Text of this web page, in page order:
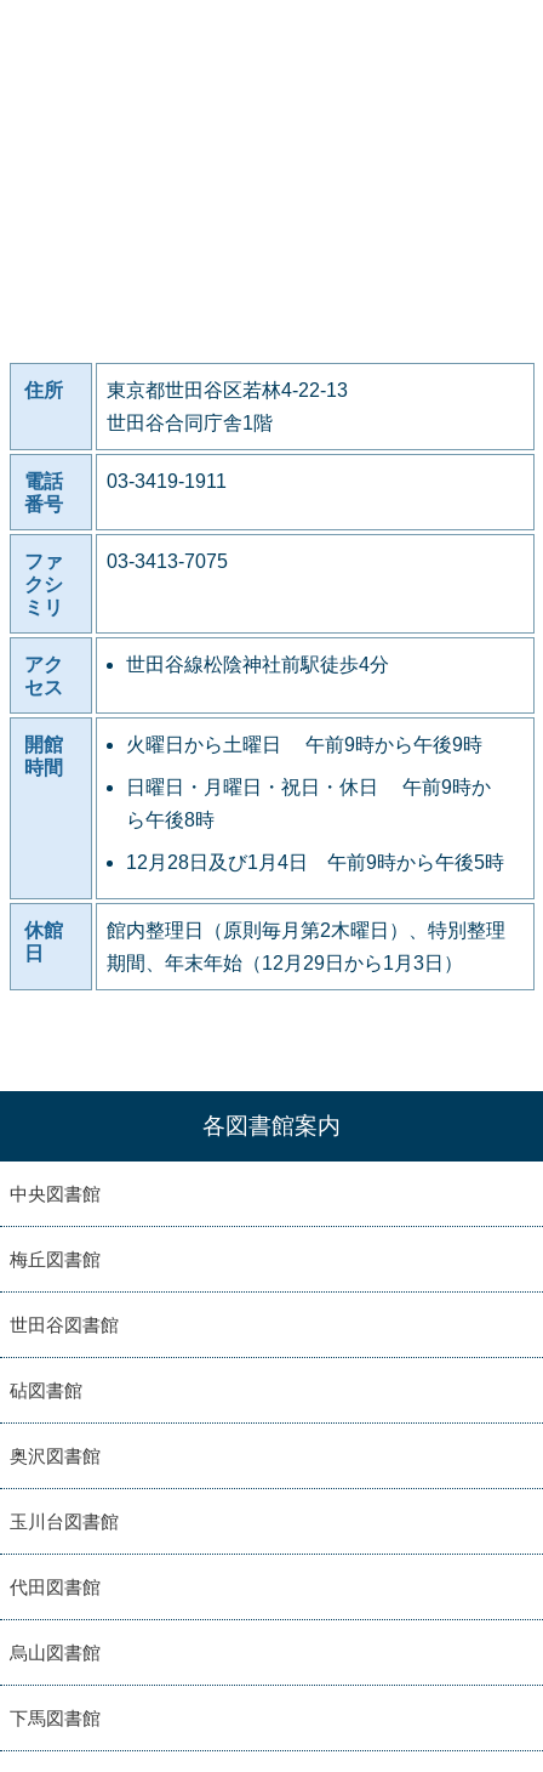
住所
東京都世田谷区若林4-22-13
世田谷合同庁舎1階
電話
番号
03-3419-1911
ファ
クシ
ミリ
03-3413-7075
アク
セス
世田谷線松陰神社前駅徒歩4分
開館
時間
火曜日から土曜日 午前9時から午後9時
日曜日・月曜日・祝日・休日 午前9時か
ら午後8時
12月28日及び1月4日 午前9時から午後5時
休館
日
館内整理日（原則毎月第2木曜日）、特別整理
期間、年末年始（12月29日から1月3日）
各図書館案内
中央図書館
梅丘図書館
世田谷図書館
砧図書館
奥沢図書館
玉川台図書館
代田図書館
烏山図書館
下馬図書館